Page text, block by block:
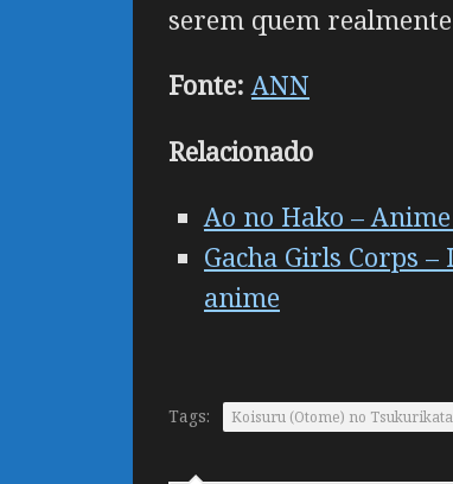
serem quem
Fonte: ANN
Relacionado
Ao no Hako –
Gacha Girls Corps
anime
Tags: Koisuru (Otome) no